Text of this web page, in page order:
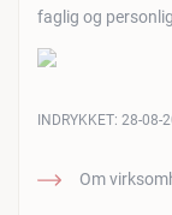
faglig og
Om
INDRYKKET: 28-08-